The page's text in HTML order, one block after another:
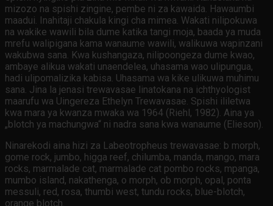
mizozo na spishi zingine, pembe ni za kawaida. Hawaumbi
maadui. Inahitaji chakula kingi cha mimea. Wakati nilipokuwa
na wakike wawili bila dume katika tangi moja, baada ya muda
mrefu walipigana kama wanaume wawili, walikuwa wapinzani
wakubwa sana. Kwa kushangaza, nilipoongeza dume kwao,
ambaye alikua wakati unaendelea, uhasama wao ulipungua,
hadi ulipomalizika kabisa. Uhasama wa kike ulikuwa muhimu
sana. Jina la jenasi trewavasae linatokana na ichthyologist
maarufu wa Uingereza Ethelyn Trewavasae. Spishi ililetwa
kwa mara ya kwanza mwaka wa 1964 (Riehl, 1982). Aina ya
„blotch ya machungwa“ ni nadra sana kwa wanaume (Elieson).
Ninarekodi aina hizi za Labeotropheus trewavasae: b morph,
gome rock, jumbo, higga reef, chilumba, manda, mango, mara
rocks, marmalade cat, marmalade cat pombo rocks, mpanga,
mumbo island, nakathenga, o morph, ob morph, opal, ponta
messuli, red, rosa, thumbi west, tundu rocks, blue-blotch,
orange blotch.